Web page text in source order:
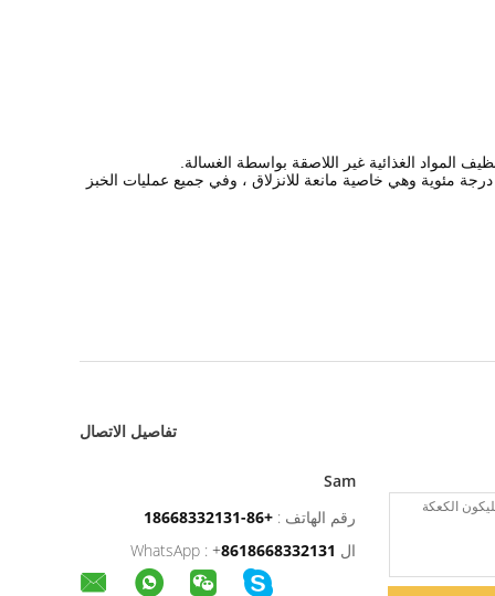
الغذائية غير اللاصقة بواسطة الغسالة.
أن تقاوم درجات الحرارة العالية حتى 260 درجة مئوية وهي خاصية مانعة للانزلاق ، وفي جميع عمليات الخبز
تفاصيل الاتصال
Sam
رقم الهاتف : +86-18668332131
ال WhatsApp :
+8618668332131